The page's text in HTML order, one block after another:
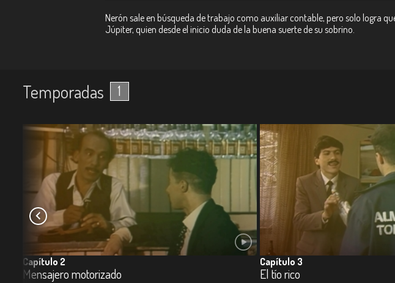
Nerón sale en búsqueda de trabajo como auxiliar contable, pero solo logra
Júpiter, quien desde el inicio duda de la buena suerte de su sobrino.
Temporadas 1
Capítulo 2
Mensajero motorizado
Capítulo 3
El tío rico